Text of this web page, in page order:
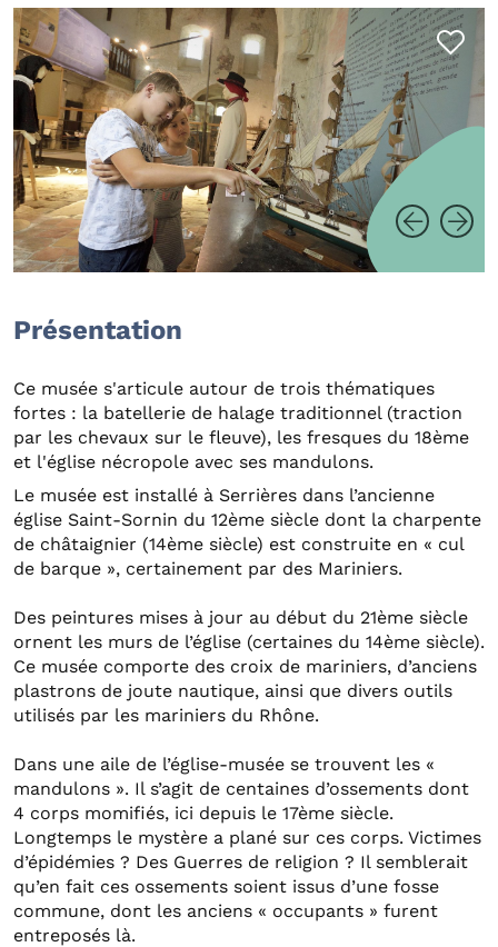
Présentation
Ce musée s'articule autour de trois thématiques
fortes : la batellerie de halage traditionnel (traction
par les chevaux sur le fleuve), les fresques du 18ème
et l'église nécropole avec ses mandulons.
Le musée est installé à Serrières dans l’ancienne
église Saint-Sornin du 12ème siècle dont la charpente
de châtaignier (14ème siècle) est construite en « cul
de barque », certainement par des Mariniers.
Des peintures mises à jour au début du 21ème siècle
ornent les murs de l’église (certaines du 14ème siècle).
Ce musée comporte des croix de mariniers, d’anciens
plastrons de joute nautique, ainsi que divers outils
utilisés par les mariniers du Rhône.
Dans une aile de l’église-musée se trouvent les «
mandulons ». Il s’agit de centaines d’ossements dont
4 corps momifiés, ici depuis le 17ème siècle.
Longtemps le mystère a plané sur ces corps. Victimes
d’épidémies ? Des Guerres de religion ? Il semblerait
qu’en fait ces ossements soient issus d’une fosse
commune, dont les anciens « occupants » furent
entreposés là.